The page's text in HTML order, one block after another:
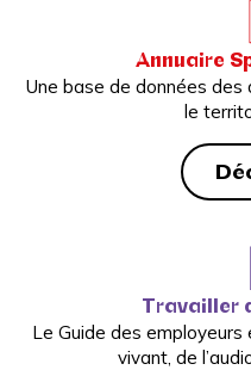
Annuaire
Une base de données
le
Travailler
Le Guide des
vivant, de